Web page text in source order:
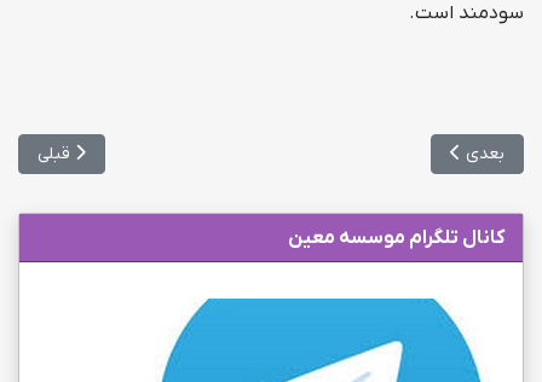
سودمند است.
مطلب
قبلی مطلب بعدی: امکان جابجایی ارشد و دکتری دانشگاه آزاد
بعدی
کانال تلگرام موسسه معین